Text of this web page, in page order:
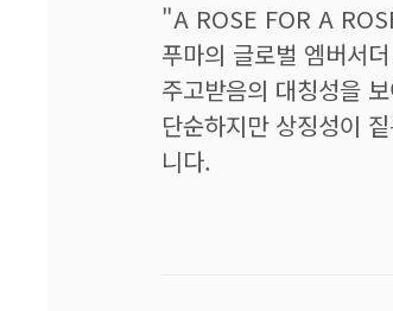
"A ROSE FOR A
푸마의 글로벌 엠버서
주고받음의 대칭성을
단순하지만 상징성이
니다.